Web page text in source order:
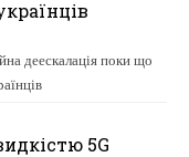
деескалація поки що
5G